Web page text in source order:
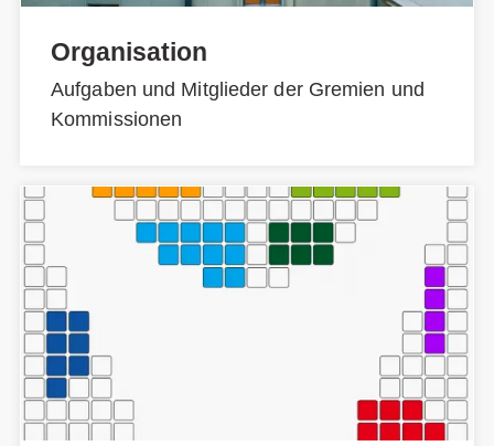
Organisation
Aufgaben und Mitglieder der Gremien und
Kommissionen